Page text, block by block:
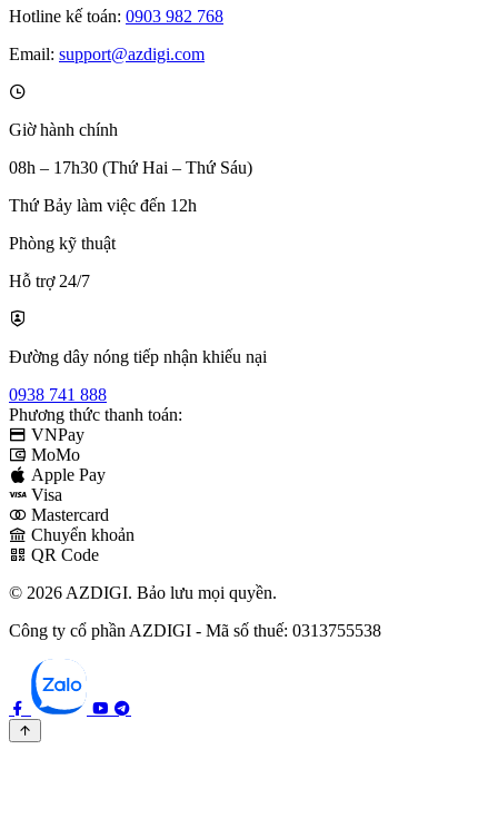
Hotline kế toán: 0903 982 768
Email: support@azdigi.com
Giờ hành chính
08h – 17h30 (Thứ Hai – Thứ Sáu)
Thứ Bảy làm việc đến 12h
Phòng kỹ thuật
Hỗ trợ 24/7
Đường dây nóng tiếp nhận khiếu nại
0938 741 888
Phương thức thanh toán:
VNPay
MoMo
Apple Pay
Visa
Mastercard
Chuyển khoản
QR Code
© 2026 AZDIGI. Bảo lưu mọi quyền.
Công ty cổ phần AZDIGI - Mã số thuế: 0313755538